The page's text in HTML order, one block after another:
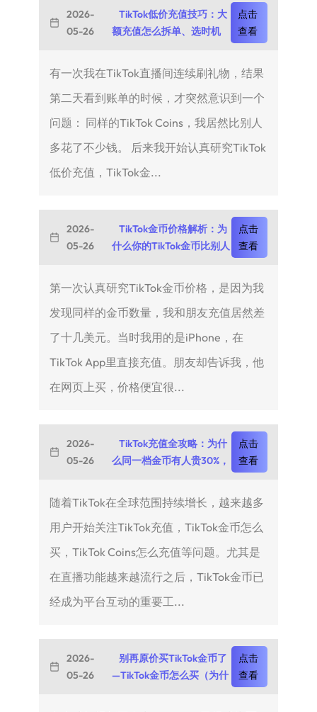
2026-
05-26
TikTok低价充值技巧：大
额充值怎么拆单、选时机
点击
查看
有一次我在TikTok直播间连续刷礼物，结果
第二天看到账单的时候，才突然意识到一个
问题： 同样的TikTok Coins，我居然比别人
多花了不少钱。 后来我开始认真研究TikTok
低价充值，TikTok金...
2026-
05-26
TikTok金币价格解析：为
什么你的TikTok金币比别人
点击
查看
第一次认真研究TikTok金币价格，是因为我
发现同样的金币数量，我和朋友充值居然差
了十几美元。当时我用的是iPhone，在
TikTok App里直接充值。朋友却告诉我，他
在网页上买，价格便宜很...
2026-
05-26
TikTok充值全攻略：为什
么同一档金币有人贵30%，
点击
查看
随着TikTok在全球范围持续增长，越来越多
用户开始关注TikTok充值，TikTok金币怎么
买，TikTok Coins怎么充值等问题。尤其是
在直播功能越来越流行之后，TikTok金币已
经成为平台互动的重要工...
2026-
05-26
别再原价买TikTok金币了
—TikTok金币怎么买（为什
点击
查看